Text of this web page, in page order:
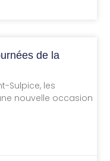
de la
Sulpice, les
nouvelle occasion